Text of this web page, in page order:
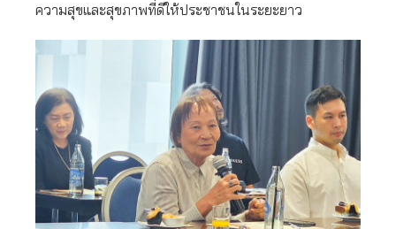
ความสุขและสุขภาพที่ดีให้ประชาชนในระยะยาว